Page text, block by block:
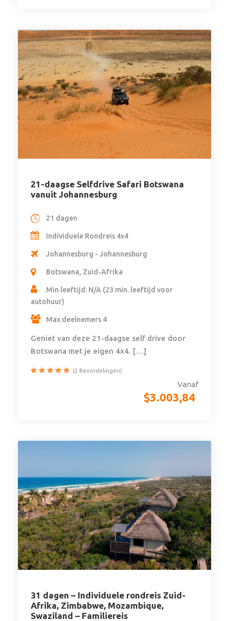
21-daagse Selfdrive Safari Botswana
vanuit Johannesburg
Vanaf
$3.003,84
21 dagen
Individuele Rondreis 4x4
Johannesburg - Johannesburg
Botswana, Zuid-Afrika
Min leeftijd: N/A (23 min. leeftijd voor
autohuur)
Max deelnemers 4
Geniet van deze 21-daagse self drive door
Botswana met je eigen 4x4. […]
(2 Beoordelingen)
31 dagen – Individuele rondreis Zuid-
Afrika, Zimbabwe, Mozambique,
Swaziland – Familiereis